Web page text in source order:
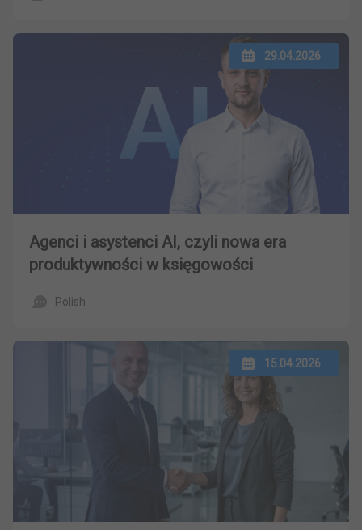
29.04.2026
Agenci i asystenci AI, czyli nowa era
produktywności w księgowości
Polish
15.04.2026